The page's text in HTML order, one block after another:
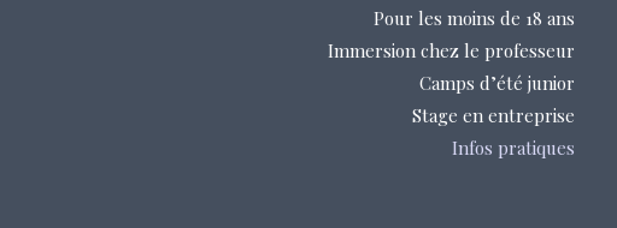
Pour les moins de 18 ans
Immersion chez le professeur
Camps d’été junior
Stage en entreprise
Infos pratiques